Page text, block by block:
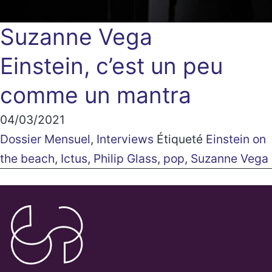
Suzanne Vega
Einstein, c’est un peu
comme un mantra
04/03/2021
Dossier Mensuel, Interviews Étiqueté Einstein on
the beach, Ictus, Philip Glass, pop, Suzanne Vega